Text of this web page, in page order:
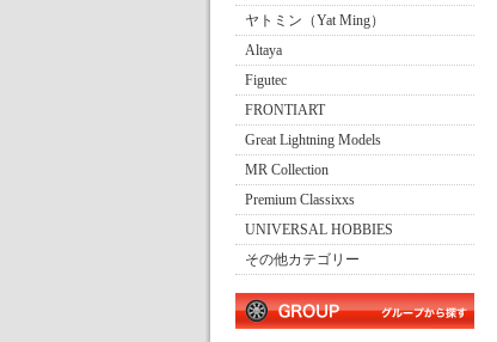
ヤトミン（Yat Ming）
Altaya
Figutec
FRONTIART
Great Lightning Models
MR Collection
Premium Classixxs
UNIVERSAL HOBBIES
その他カテゴリー